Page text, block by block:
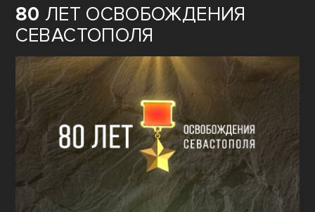
80 ЛЕТ ОСВОБОЖДЕНИЯ
СЕВАСТОПОЛЯ